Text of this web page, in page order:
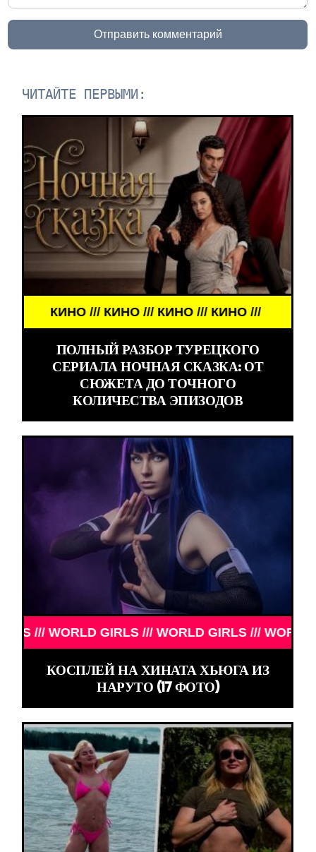
Отправить комментарий
ЧИТАЙТЕ ПЕРВЫМИ:
КИНО /// КИНО /// КИНО /// КИНО ///
ПОЛНЫЙ РАЗБОР ТУРЕЦКОГО
СЕРИАЛА НОЧНАЯ СКАЗКА: ОТ
СЮЖЕТА ДО ТОЧНОГО
КОЛИЧЕСТВА ЭПИЗОДОВ
GIRLS /// WORLD GIRLS /// WORLD GIRLS ///
КОСПЛЕЙ НА ХИНАТА ХЬЮГА ИЗ
НАРУТО (17 ФОТО)